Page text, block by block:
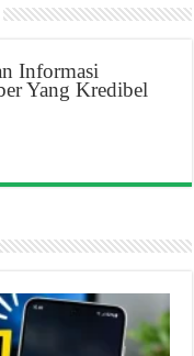
Informasi
Yang Kredibel